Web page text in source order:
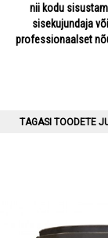
nii kodu
sisekujundaja
professionaalset
TAGASI TOODETE